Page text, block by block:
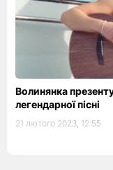
Волинянка
легендарної пісні
21 лютого 2023, 12:55